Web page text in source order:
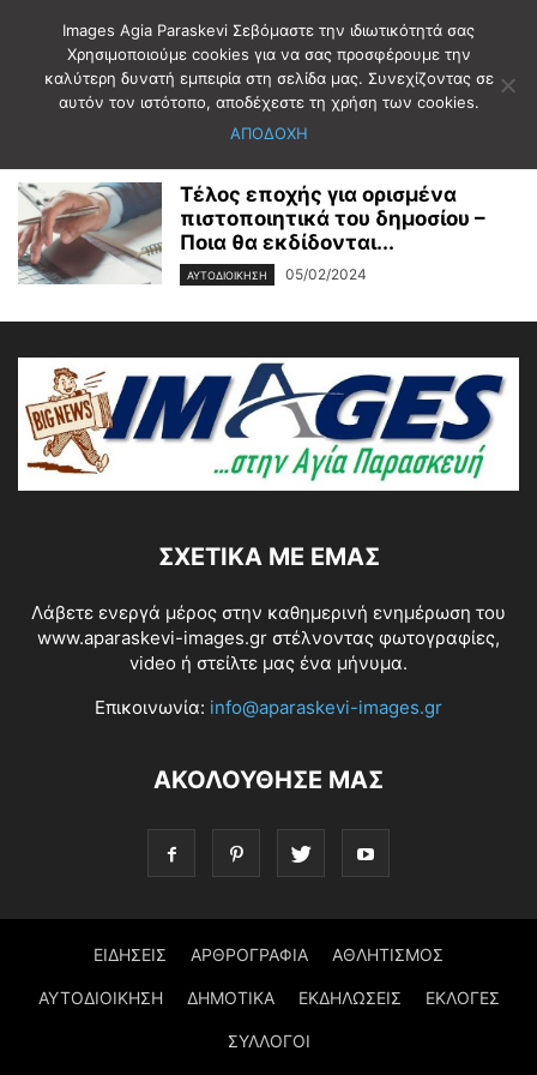
Αρχική 2024 Φεβρουάριος 5
Ημερήσιο Αρχείο: 05/02/2024
Τέλος εποχής για ορισμένα
πιστοποιητικά του δημοσίου –
Ποια θα εκδίδονται...
ΑΥΤΟΔΙΟΙΚΗΣΗ 05/02/2024
ΣΧΕΤΙΚΆ ΜΕ ΕΜΆΣ
Λάβετε ενεργά μέρος στην καθημερινή ενημέρωση του
www.aparaskevi-images.gr στέλνοντας φωτογραφίες,
video ή στείλτε μας ένα μήνυμα.
Επικοινωνία: info@aparaskevi-images.gr
ΑΚΟΛΟΥΘΗΣΕ ΜΑΣ
ΕΙΔΗΣΕΙΣ ΑΡΘΡΟΓΡΑΦΙΑ ΑΘΛΗΤΙΣΜΟΣ
ΑΥΤΟΔΙΟΙΚΗΣΗ ΔΗΜΟΤΙΚΑ ΕΚΔΗΛΩΣΕΙΣ ΕΚΛΟΓΕΣ
ΣΥΛΛΟΓΟΙ
Images Agia Paraskevi Σεβόμαστε την ιδιωτικότητά σας
Χρησιμοποιούμε cookies για να σας προσφέρουμε την
καλύτερη δυνατή εμπειρία στη σελίδα μας. Συνεχίζοντας σε
αυτόν τον ιστότοπο, αποδέχεστε τη χρήση των cookies.
ΑΠΟΔΟΧΗ